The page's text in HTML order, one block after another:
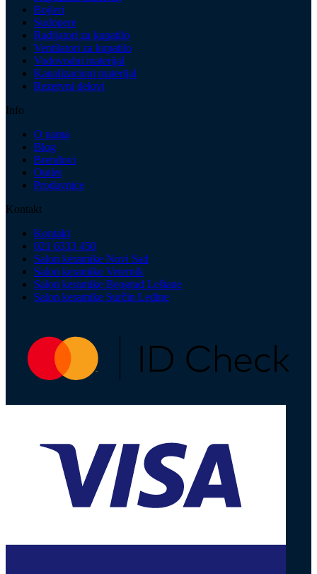
Bojleri
Sudopere
Radijatori za kupatilo
Ventilatori za kupatilo
Vodovodni materijal
Kanalizacioni materijal
Rezervni delovi
Info
O nama
Blog
Brendovi
Outlet
Prodavnice
Kontakt
Kontakt
021 6333 450
Salon keramike Novi Sad
Salon keramike Veternik
Salon keramike Beograd Leštane
Salon keramike Surčin Ledine